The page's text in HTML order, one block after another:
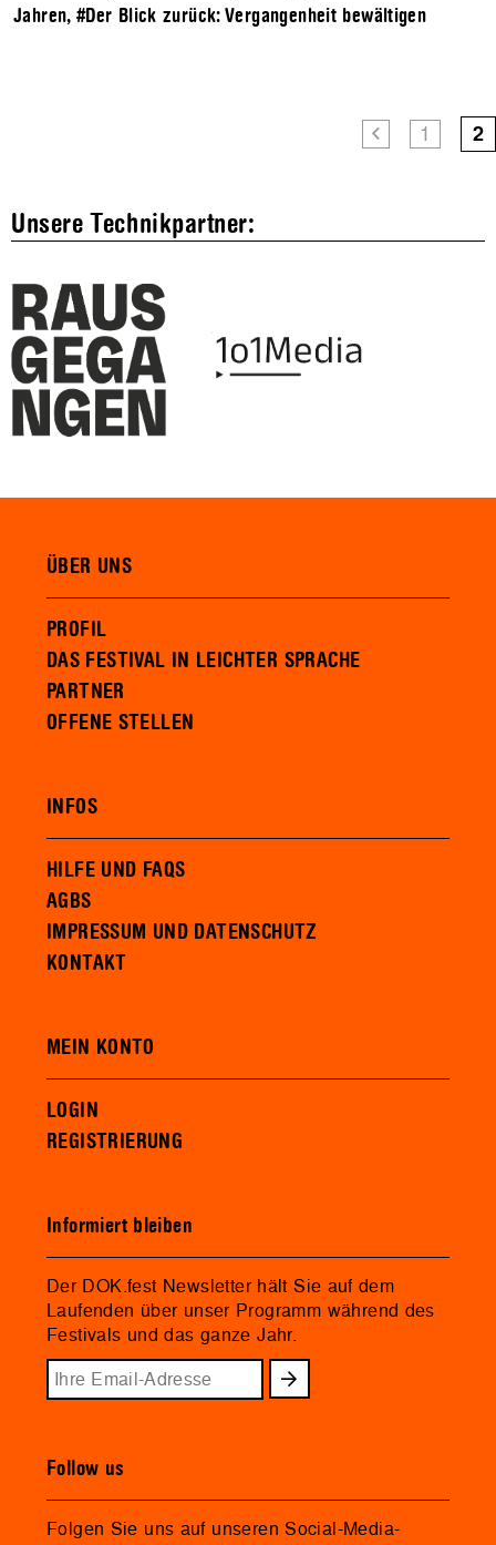
Jahren,#Der Blick zurück: Vergangenheit bewältigen
1 2
Unsere Technikpartner:
ÜBER UNS
PROFIL
DAS FESTIVAL IN LEICHTER SPRACHE
PARTNER
OFFENE STELLEN
INFOS
HILFE UND FAQS
AGBS
IMPRESSUM UND DATENSCHUTZ
KONTAKT
MEIN KONTO
LOGIN
REGISTRIERUNG
Informiert bleiben
Der DOK.fest Newsletter hält Sie auf dem
Laufenden über unser Programm während des
Festivals und das ganze Jahr.
Follow us
Folgen Sie uns auf unseren Social-Media-